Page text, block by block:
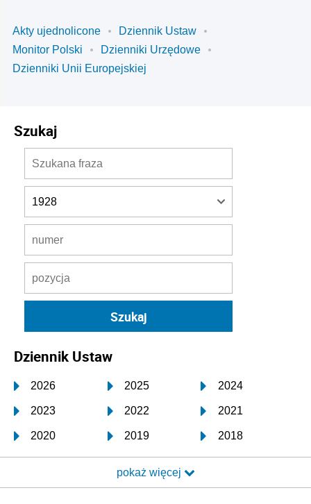
Akty ujednolicone
Dziennik Ustaw
Monitor Polski
Dzienniki Urzędowe
Dzienniki Unii Europejskiej
Szukaj
Dziennik Ustaw
2026 2025 2024
2023 2022 2021
2020 2019 2018
2017 2016 2015
2014 2013 2012
pokaż więcej